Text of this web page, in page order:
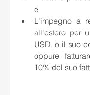
e
L'impegno a
all'estero per
USD, o il suo
oppure
10% del suo